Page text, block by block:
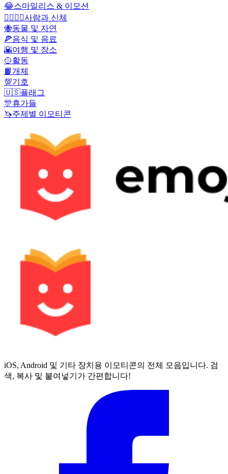
😂스마일리스 & 이모션
👩‍❤️‍💋‍👨사람과 신체
🐝동물 및 자연
🍕음식 및 음료
🌇여행 및 장소
🥎활동
📙개체
💯기호
🇺🇸플래그
🎊휴가들
🦄주제별 이모티콘
iOS, Android 및 기타 장치용 이모티콘의 전체 모음입니다. 검
색, 복사 및 붙여넣기가 간편합니다!